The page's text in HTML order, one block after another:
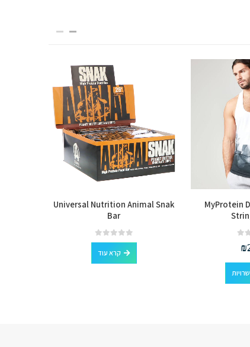
MyProtein
₪
למוצר זה יש מספר סוגים. ניתן לבחור את האפשרויות בעמוד המוצר
Universal Nutrition Animal Snak
Bar
0
out of 5
קרא עוד